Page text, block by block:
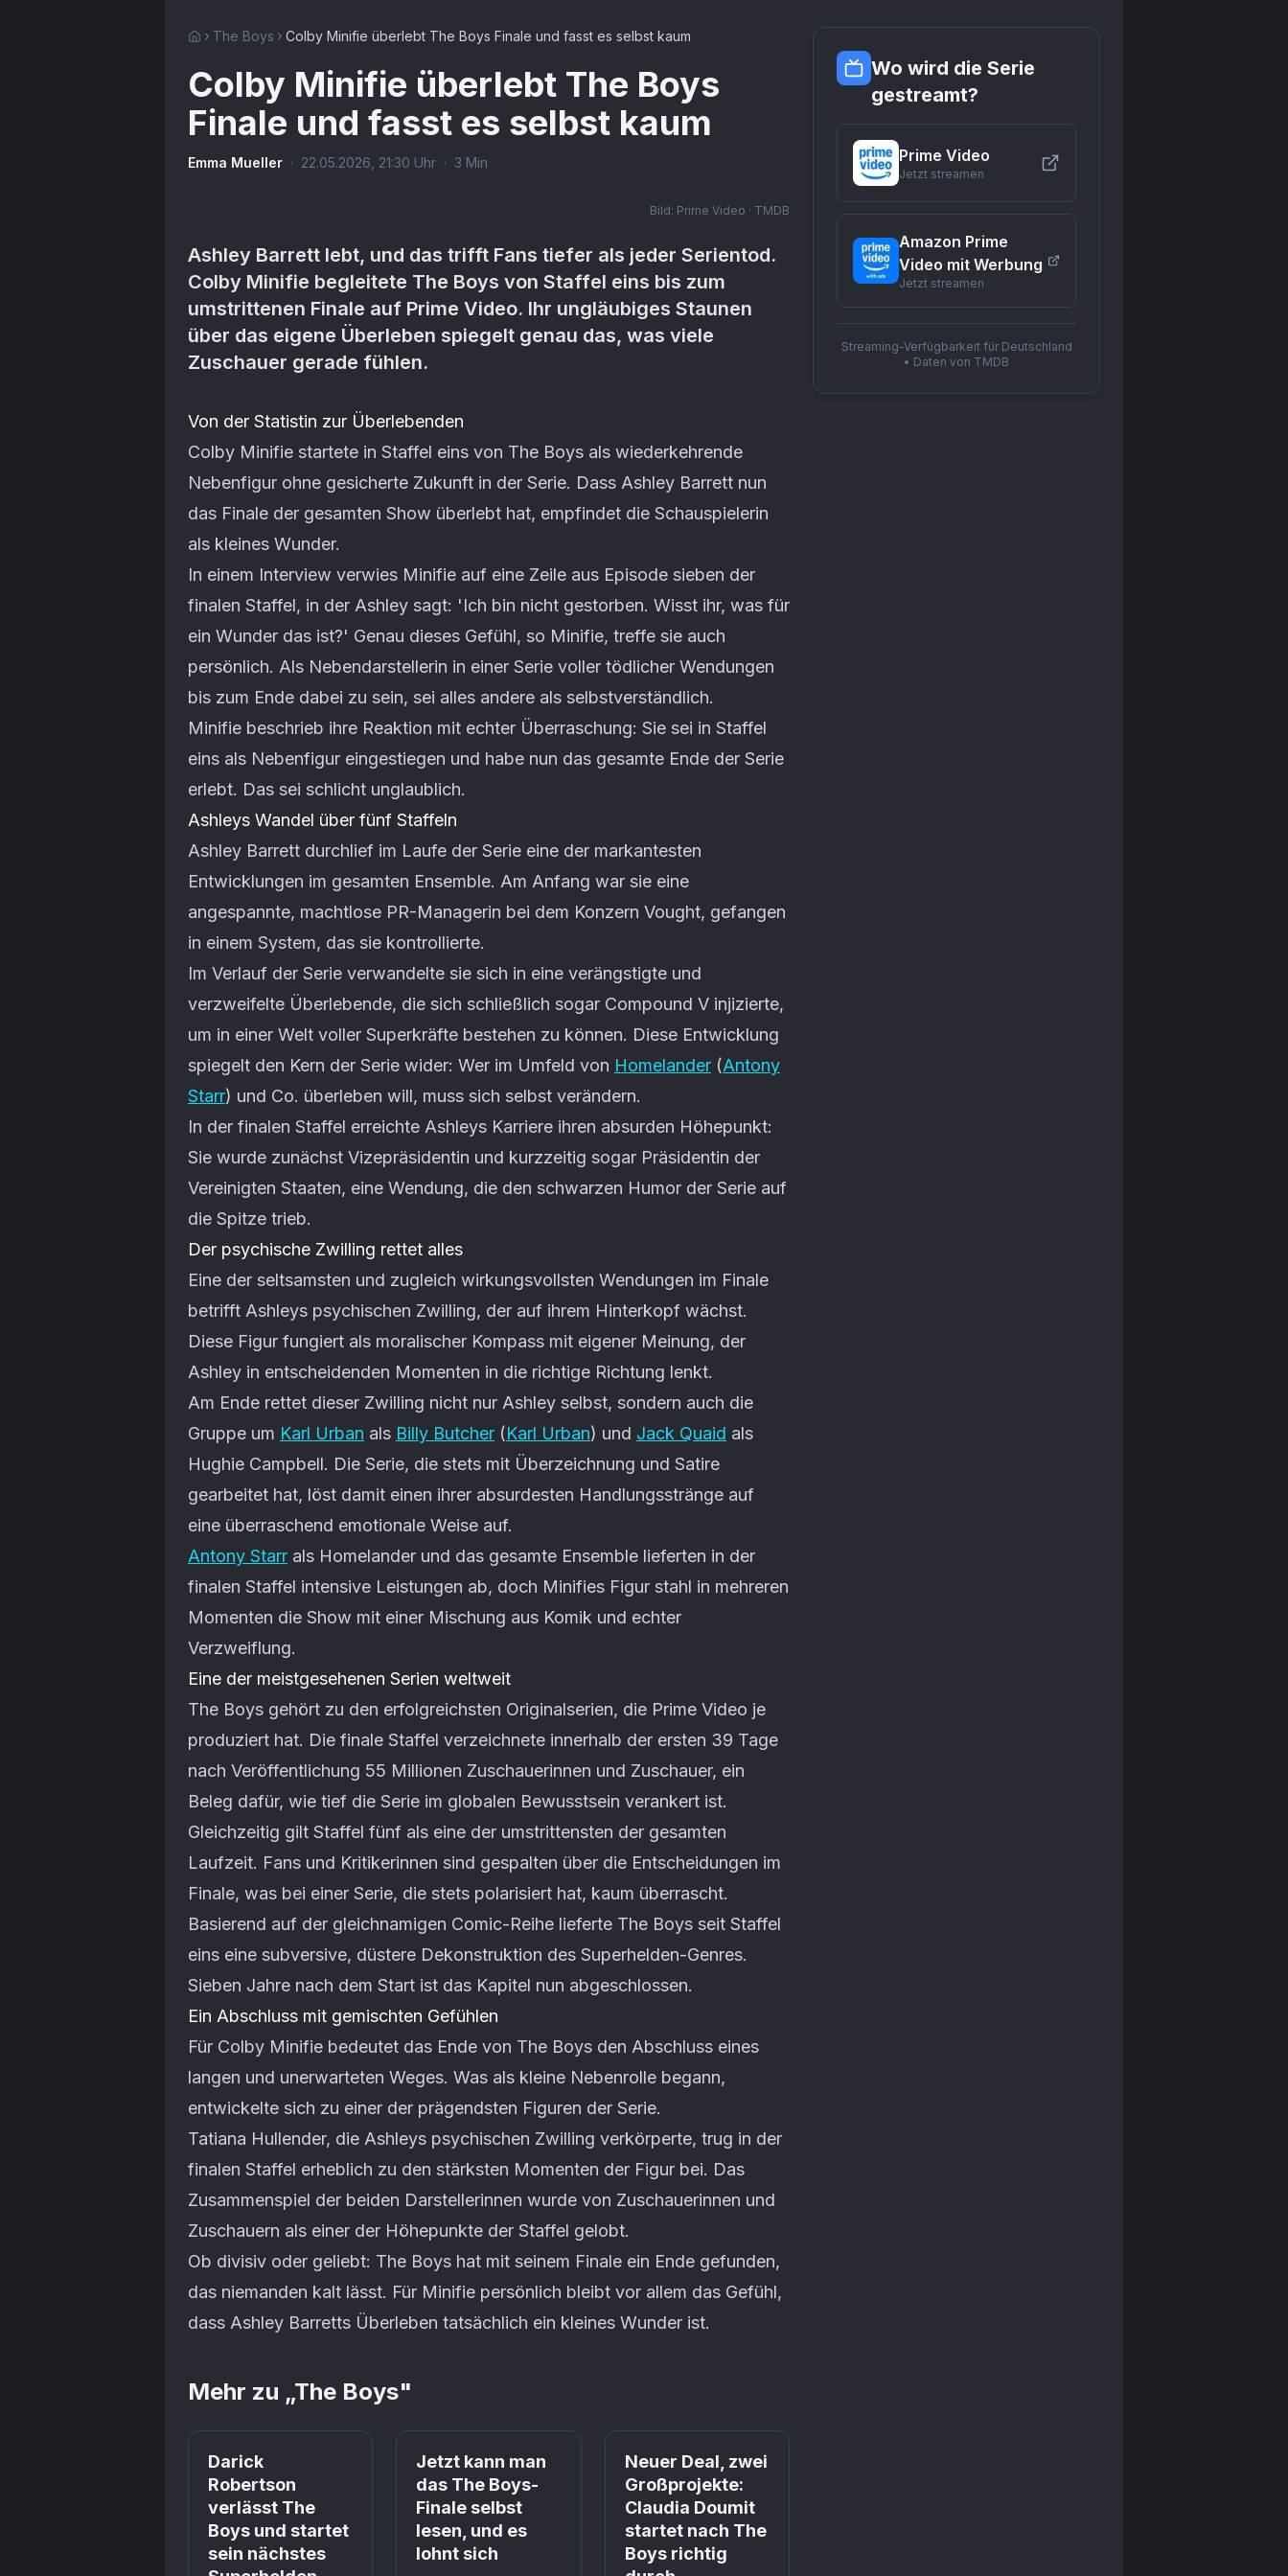
The Boys Colby Minifie überlebt The Boys Finale und fasst es selbst kaum
Colby Minifie überlebt The Boys
Finale und fasst es selbst kaum
Emma Mueller · 22.05.2026 21:30 Uhr · 3 Min
Bild: Prime Video · TMDB
Ashley Barrett lebt, und das trifft Fans tiefer als jeder Serientod.
Colby Minifie begleitete The Boys von Staffel eins bis zum
umstrittenen Finale auf Prime Video. Ihr ungläubiges Staunen
über das eigene Überleben spiegelt genau das, was viele
Zuschauer gerade fühlen.
Artikel-Inhalt
Von der Statistin zur Überlebenden
Colby Minifie startete in Staffel eins von The Boys als wiederkehrende
Nebenfigur ohne gesicherte Zukunft in der Serie. Dass Ashley Barrett nun
das Finale der gesamten Show überlebt hat, empfindet die Schauspielerin
als kleines Wunder.
In einem Interview verwies Minifie auf eine Zeile aus Episode sieben der
finalen Staffel, in der Ashley sagt: 'Ich bin nicht gestorben. Wisst ihr, was für
ein Wunder das ist?' Genau dieses Gefühl, so Minifie, treffe sie auch
persönlich. Als Nebendarstellerin in einer Serie voller tödlicher Wendungen
bis zum Ende dabei zu sein, sei alles andere als selbstverständlich.
Minifie beschrieb ihre Reaktion mit echter Überraschung: Sie sei in Staffel
eins als Nebenfigur eingestiegen und habe nun das gesamte Ende der Serie
erlebt. Das sei schlicht unglaublich.
Ashleys Wandel über fünf Staffeln
Ashley Barrett durchlief im Laufe der Serie eine der markantesten
Entwicklungen im gesamten Ensemble. Am Anfang war sie eine
angespannte, machtlose PR-Managerin bei dem Konzern Vought, gefangen
in einem System, das sie kontrollierte.
Im Verlauf der Serie verwandelte sie sich in eine verängstigte und
verzweifelte Überlebende, die sich schließlich sogar Compound V injizierte,
um in einer Welt voller Superkräfte bestehen zu können. Diese Entwicklung
spiegelt den Kern der Serie wider: Wer im Umfeld von Homelander (Antony
Starr) und Co. überleben will, muss sich selbst verändern.
In der finalen Staffel erreichte Ashleys Karriere ihren absurden Höhepunkt:
Sie wurde zunächst Vizepräsidentin und kurzzeitig sogar Präsidentin der
Vereinigten Staaten, eine Wendung, die den schwarzen Humor der Serie auf
die Spitze trieb.
Der psychische Zwilling rettet alles
Eine der seltsamsten und zugleich wirkungsvollsten Wendungen im Finale
betrifft Ashleys psychischen Zwilling, der auf ihrem Hinterkopf wächst.
Diese Figur fungiert als moralischer Kompass mit eigener Meinung, der
Ashley in entscheidenden Momenten in die richtige Richtung lenkt.
Am Ende rettet dieser Zwilling nicht nur Ashley selbst, sondern auch die
Gruppe um Karl Urban als Billy Butcher (Karl Urban) und Jack Quaid als
Hughie Campbell. Die Serie, die stets mit Überzeichnung und Satire
gearbeitet hat, löst damit einen ihrer absurdesten Handlungsstränge auf
eine überraschend emotionale Weise auf.
Antony Starr als Homelander und das gesamte Ensemble lieferten in der
finalen Staffel intensive Leistungen ab, doch Minifies Figur stahl in mehreren
Momenten die Show mit einer Mischung aus Komik und echter
Verzweiflung.
Eine der meistgesehenen Serien weltweit
The Boys gehört zu den erfolgreichsten Originalserien, die Prime Video je
produziert hat. Die finale Staffel verzeichnete innerhalb der ersten 39 Tage
nach Veröffentlichung 55 Millionen Zuschauerinnen und Zuschauer, ein
Beleg dafür, wie tief die Serie im globalen Bewusstsein verankert ist.
Gleichzeitig gilt Staffel fünf als eine der umstrittensten der gesamten
Laufzeit. Fans und Kritikerinnen sind gespalten über die Entscheidungen im
Finale, was bei einer Serie, die stets polarisiert hat, kaum überrascht.
Basierend auf der gleichnamigen Comic-Reihe lieferte The Boys seit Staffel
eins eine subversive, düstere Dekonstruktion des Superhelden-Genres.
Sieben Jahre nach dem Start ist das Kapitel nun abgeschlossen.
Ein Abschluss mit gemischten Gefühlen
Für Colby Minifie bedeutet das Ende von The Boys den Abschluss eines
langen und unerwarteten Weges. Was als kleine Nebenrolle begann,
entwickelte sich zu einer der prägendsten Figuren der Serie.
Tatiana Hullender, die Ashleys psychischen Zwilling verkörperte, trug in der
finalen Staffel erheblich zu den stärksten Momenten der Figur bei. Das
Zusammenspiel der beiden Darstellerinnen wurde von Zuschauerinnen und
Zuschauern als einer der Höhepunkte der Staffel gelobt.
Ob divisiv oder geliebt: The Boys hat mit seinem Finale ein Ende gefunden,
das niemanden kalt lässt. Für Minifie persönlich bleibt vor allem das Gefühl,
dass Ashley Barretts Überleben tatsächlich ein kleines Wunder ist.
Mehr zu „The Boys"
Darick
Robertson
verlässt The
Boys und startet
sein nächstes
Prime
Jetzt kann man
das The Boys-
Finale selbst
lesen, und es
lohnt sich
Prime
Neuer Deal, zwei
Großprojekte:
Claudia Doumit
startet nach The
Boys richtig
Wo wird die Serie
gestreamt?
Prime Video
Jetzt streamen
Amazon Prime
Video mit Werbung
Jetzt streamen
Streaming-Verfügbarkeit für Deutschland
• Daten von TMDB